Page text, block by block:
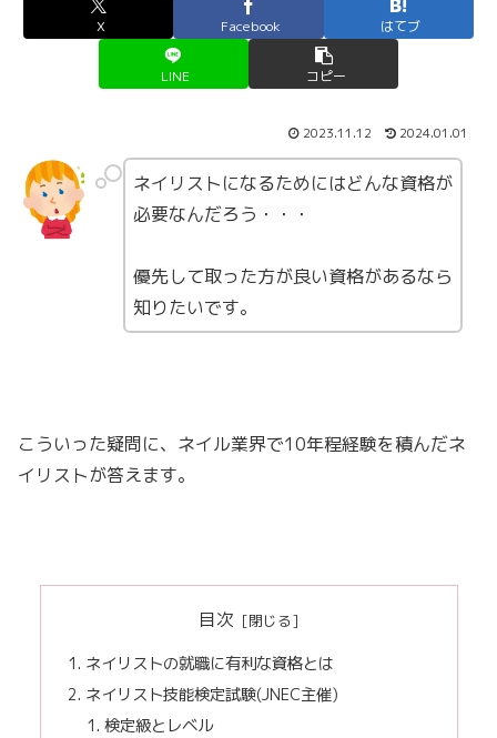
X Facebook はてブ
LINE コピー
2023.11.12 2024.01.01
ネイリストになるためにはどんな資格が
必要なんだろう・・・
優先して取った方が良い資格があるなら
知りたいです。
こういった疑問に、ネイル業界で10年程経験を積んだネ
イリストが答えます。
目次
ネイリストの就職に有利な資格とは
ネイリスト技能検定試験(JNEC主催)
検定級とレベル